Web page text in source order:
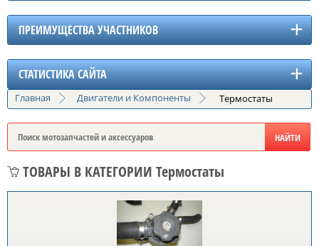
ПРЕИМУЩЕСТВА УЧАСТНИКОВ
СТАТИСТИКА САЙТА
Главная Двигатели и Компоненты Термостаты
ТОВАРЫ В КАТЕГОРИИ Термостаты